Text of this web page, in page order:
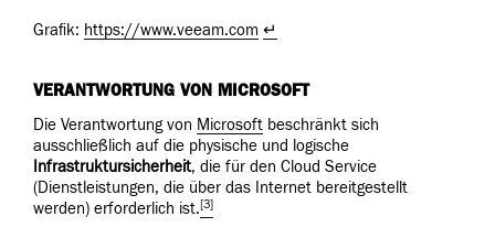
Grafik: https://www.veeam.com ↵
VERANTWORTUNG VON MICROSOFT
Die Verantwortung von Microsoft beschränkt sich
ausschließlich auf die physische und logische
Infrastruktursicherheit, die für den Cloud Service
(Dienstleistungen, die über das Internet bereitgestellt
werden) erforderlich ist.[3]